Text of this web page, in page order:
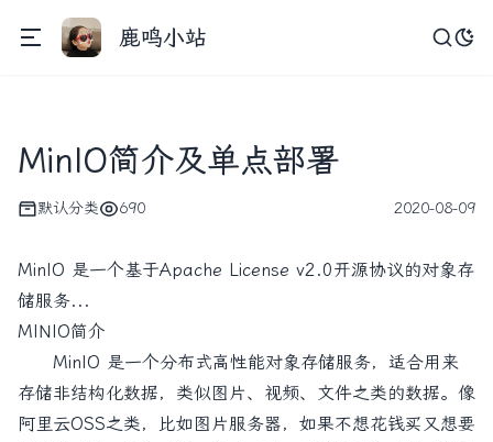
鹿鸣小站
MinIO简介及单点部署
默认分类 690 2020-08-09
MinIO 是一个基于Apache License v2.0开源协议的对象存
储服务...
MINIO简介
MinIO 是一个分布式高性能对象存储服务，适合用来
存储非结构化数据，类似图片、视频、文件之类的数据。像
阿里云OSS之类，比如图片服务器，如果不想花钱买又想要